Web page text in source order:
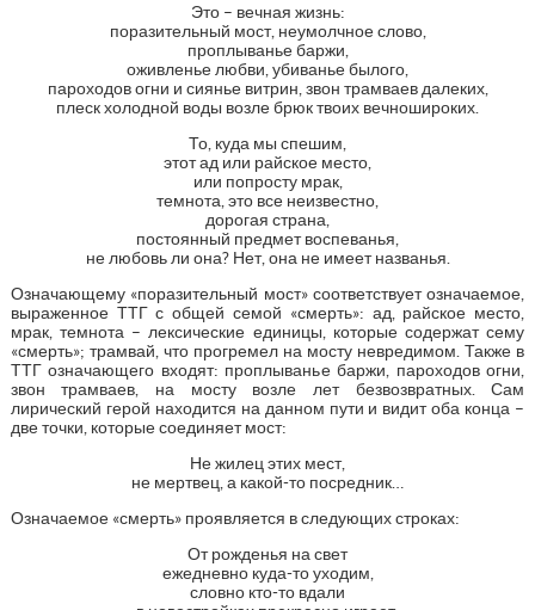
Это – вечная жизнь:
поразительный мост, неумолчное слово,
проплыванье баржи,
оживленье любви, убиванье былого,
пароходов огни и сиянье витрин, звон трамваев далеких,
плеск холодной воды возле брюк твоих вечношироких.
То, куда мы спешим,
этот ад или райское место,
или попросту мрак,
темнота, это все неизвестно,
дорогая страна,
постоянный предмет воспеванья,
не любовь ли она? Нет, она не имеет названья.
Означающему «поразительный мост» соответствует означаемое,
выраженное ТТГ с общей семой «смерть»: ад, райское место,
мрак, темнота – лексические единицы, которые содержат сему
«смерть»; трамвай, что прогремел на мосту невредимом. Также в
ТТГ означающего входят: проплыванье баржи, пароходов огни,
звон трамваев, на мосту возле лет безвозвратных. Сам
лирический герой находится на данном пути и видит оба конца –
две точки, которые соединяет мост:
Не жилец этих мест,
не мертвец, а какой-то посредник…
Означаемое «смерть» проявляется в следующих строках:
От рожденья на свет
ежедневно куда-то уходим,
словно кто-то вдали